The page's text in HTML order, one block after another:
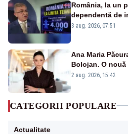
România, la un
dependentă de
alarmă tras de
3 aug. 2026, 07:51
Ana Maria
Bolojan. O
emisiunii „Miza
2 aug. 2026, 15:42
CATEGORII POPULARE
Actualitate